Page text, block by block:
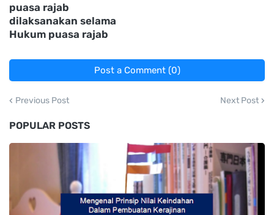
puasa rajab
dilaksanakan selama
Hukum puasa rajab
Post a Comment (0)
Previous Post Next Post
POPULAR POSTS